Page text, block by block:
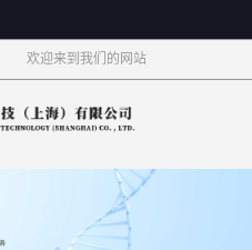
欢迎来到我们的网站